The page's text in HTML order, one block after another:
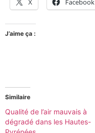
X Facebook
J’aime ça :
Similaire
Qualité de l’air mauvais à
dégradé dans les Hautes-